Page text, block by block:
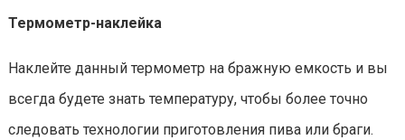
Термометр-наклейка
Наклейте данный термометр на бражную емкость и вы
всегда будете знать температуру, чтобы более точно
следовать технологии приготовления пива или браги.